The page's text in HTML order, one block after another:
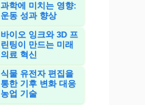
과학에 미치는 영향:
운동 성과 향상
바이오 잉크와 3D 프
린팅이 만드는 미래
의료 혁신
식물 유전자 편집을
통한 기후 변화 대응
농업 기술